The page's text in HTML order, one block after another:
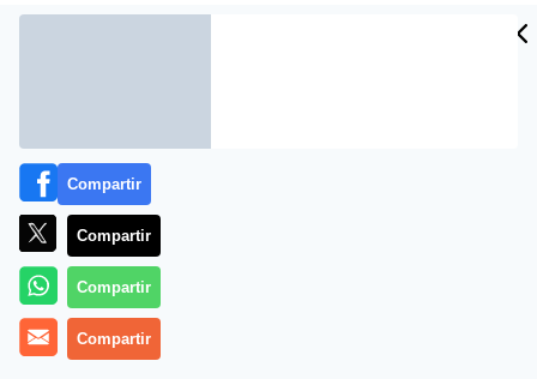
champán Cristal, por un valor superior a 86 … Así lo
lujo de 70 metros la Costa Esmeralda para pedir un
puesto reservado en el famoso local …
Lea el artículo completo en
Compartir
Compartir
Compartir
Compartir